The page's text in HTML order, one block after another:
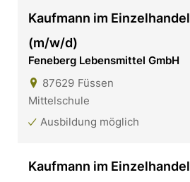
Kaufmann im Einzelhandel
(m/w/d)
Feneberg Lebensmittel GmbH
87629 Füssen
Mittelschule
Ausbildung möglich
Kaufmann im Einzelhandel